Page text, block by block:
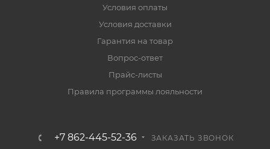
Условия оплаты
Условия доставки
Гарантия на товар
Вопрос-ответ
Прайс-листы
Правила программы лояльности
+7 862-445-52-36 ЗАКАЗАТЬ ЗВОНОК